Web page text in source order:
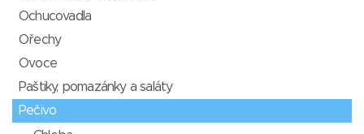
Ochucovadla
Ořechy
Ovoce
Paštiky, pomazánky a saláty
Pečivo